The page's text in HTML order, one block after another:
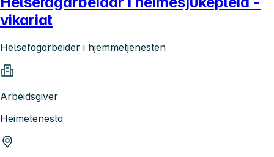
vikariat
Helsefagarbeider i hjemmetjenesten
Arbeidsgiver
Heimetenesta